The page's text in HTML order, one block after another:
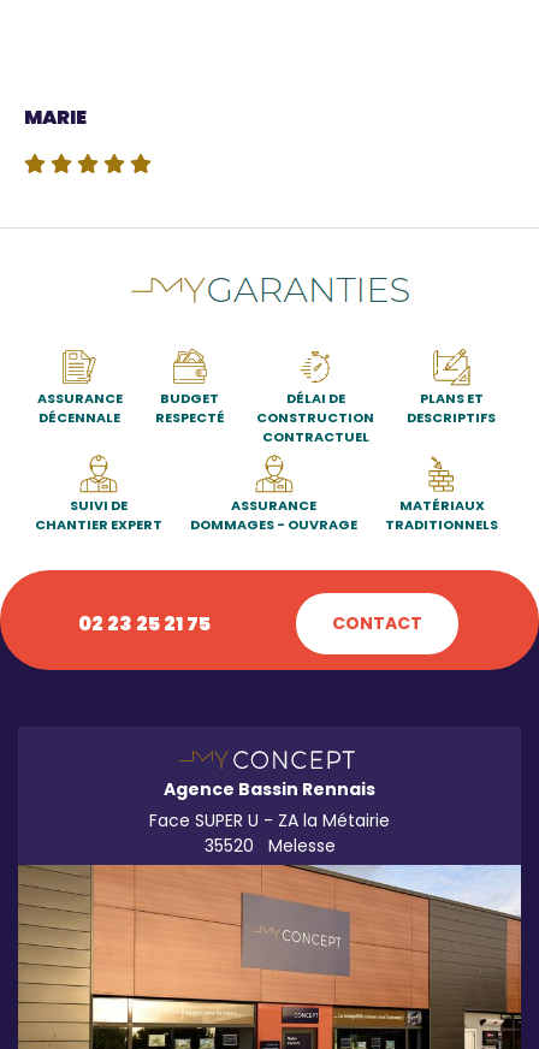
Source
MARIE
ASSURANCE
DÉCENNALE
BUDGET
RESPECTÉ
DÉLAI DE
CONSTRUCTION
CONTRACTUEL
PLANS ET
DESCRIPTIFS
SUIVI DE
CHANTIER EXPERT
ASSURANCE
DOMMAGES - OUVRAGE
MATÉRIAUX
TRADITIONNELS
02 23 25 21 75 CONTACT
Agence Bassin Rennais
Face SUPER U - ZA la Métairie
35520
Melesse